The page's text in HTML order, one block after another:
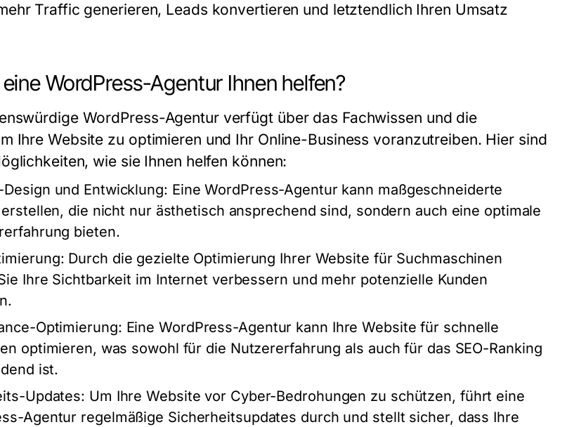
Traffic generieren, Leads konvertieren und letztendlich Ihren Umsatz
WordPress-Agentur Ihnen helfen?
WordPress-Agentur verfügt über das Fachwissen und die
Ihre Website zu optimieren und Ihr Online-Business voranzutreiben. Hier sind
wie sie Ihnen helfen können:
und Entwicklung: Eine WordPress-Agentur kann maßgeschneiderte
die nicht nur ästhetisch ansprechend sind, sondern auch eine optimale
bieten.
: Durch die gezielte Optimierung Ihrer Website für Suchmaschinen
Ihre Sichtbarkeit im Internet verbessern und mehr potenzielle Kunden
Optimierung: Eine WordPress-Agentur kann Ihre Website für schnelle
optimieren, was sowohl für die Nutzererfahrung als auch für das SEO-Ranking
ist.
Updates: Um Ihre Website vor Cyber-Bedrohungen zu schützen, führt eine
Agentur regelmäßige Sicherheitsupdates durch und stellt sicher, dass Ihre